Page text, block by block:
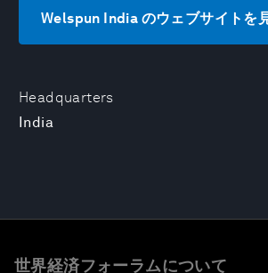
Headquarters
India
Welspun India のウェブサイトを
世界経済フォーラムについて